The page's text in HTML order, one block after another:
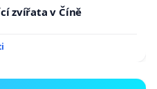
zvířata v Číně